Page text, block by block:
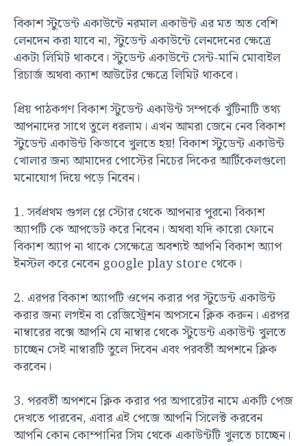
বিকাশ স্টুডেন্ট একাউন্টে নরমাল একাউন্ট এর মত অত বেশি
লেনদেন করা যাবে না, স্টুডেন্ট একাউন্টে লেনদেনের ক্ষেত্রে
একটা লিমিট থাকবে। স্টুডেন্ট একাউন্টে সেন্ট-মানি মোবাইল
রিচার্জ অথবা ক্যাশ আউটের ক্ষেত্রে লিমিট থাকবে।
প্রিয় পাঠকগণ বিকাশ স্টুডেন্ট একাউন্ট সম্পর্কে খুঁটিনাটি তথ্য
আপনাদের সাথে তুলে ধরলাম। এখন আমরা জেনে নেব বিকাশ
স্টুডেন্ট একাউন্ট কিভাবে খুলতে হয়! বিকাশ স্টুডেন্ট একাউন্ট
খোলার জন্য আমাদের পোস্টের নিচের দিকের আর্টিকেলগুলো
মনোযোগ দিয়ে পড়ে নিবেন।
1. সর্বপ্রথম গুগল প্লে স্টোর থেকে আপনার পুরনো বিকাশ
অ্যাপটি কে আপডেট করে নিবেন। অথবা যদি কারো ফোনে
বিকাশ অ্যাপ না থাকে সেক্ষেত্রে অবশ্যই আপনি বিকাশ অ্যাপ
ইনস্টল করে নেবেন google play store থেকে।
2. এরপর বিকাশ অ্যাপটি ওপেন করার পর স্টুডেন্ট একাউন্ট
করার জন্য লগইন বা রেজিস্ট্রেশন অপসনে ক্লিক করুন। এরপর
নাম্বারের বক্সে আপনি যে নাম্বার থেকে স্টুডেন্ট একাউন্ট খুলতে
চাচ্ছেন সেই নাম্বারটি তুলে দিবেন এবং পরবর্তী অপশনে ক্লিক
করবেন।
3. পরবর্তী অপশনে ক্লিক করার পর অপারেটর নামে একটি পেজ
দেখতে পারবেন, এবার এই পেজে আপনি সিলেক্ট করবেন
আপনি কোন কোম্পানির সিম থেকে একাউন্টটি খুলতে চাচ্ছেন।